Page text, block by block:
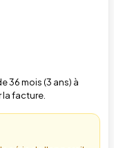
36 mois (3 ans) à
facture.